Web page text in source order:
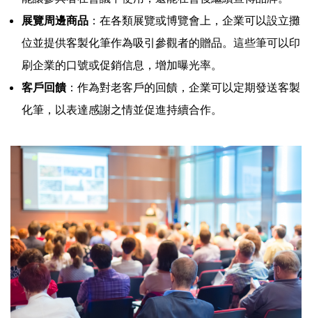
展覽周邊商品 ：在各類展覽或博覽會上，企業可以設立攤
位並提供客製化筆作為吸引參觀者的贈品。這些筆可以印
刷企業的口號或促銷信息，增加曝光率。
客戶回饋：作為對老客戶的回饋，企業可以定期發送客製
化筆，以表達感謝之情並促進持續合作。